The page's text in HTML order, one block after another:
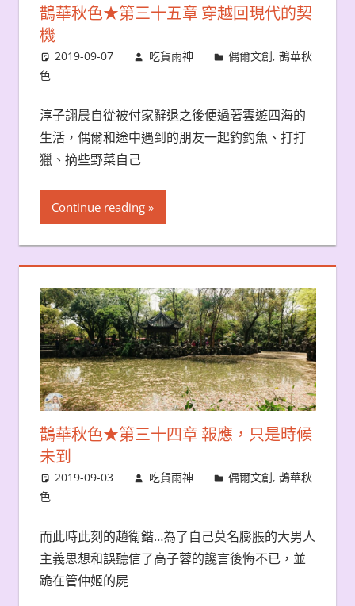
鵲華秋色★第三十五章 穿越回現代的契
機
2019-09-07 吃貨雨神 偶爾文創,鵲華秋
色
淳子詡晨自從被付家辭退之後便過著雲遊四海的
生活，偶爾和途中遇到的朋友一起釣釣魚、打打
獵、摘些野菜自己
Continue reading
鵲華秋色★第三十四章 報應，只是時候
未到
2019-09-03 吃貨雨神 偶爾文創,鵲華秋
色
而此時此刻的趙衛鍇…為了自己莫名膨脹的大男人
主義思想和誤聽信了高子蓉的讒言後悔不已，並
跪在管仲姬的屍